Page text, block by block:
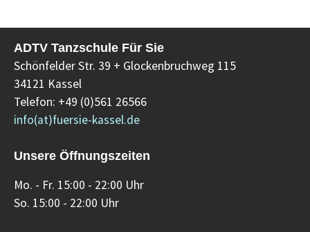
ADTV Tanzschule Für Sie
Schönfelder Str. 39 + Glockenbruchweg 115
34121 Kassel
Telefon: +49 (0)561 26566
info(at)fuersie-kassel.de
Unsere Öffnungszeiten
Mo. - Fr. 15:00 - 22:00 Uhr
So. 15:00 - 22:00 Uhr